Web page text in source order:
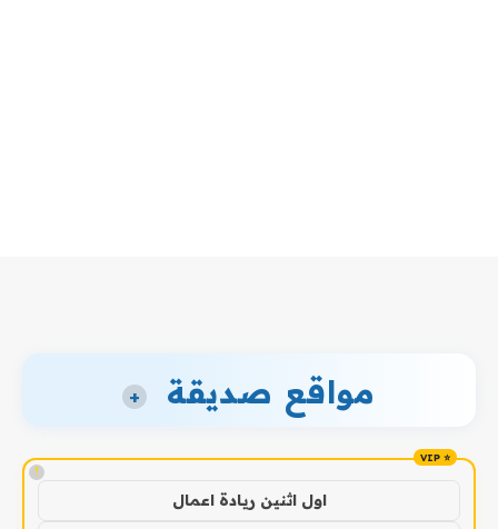
مواقع صديقة +
!
اول اثنين ريادة اعمال